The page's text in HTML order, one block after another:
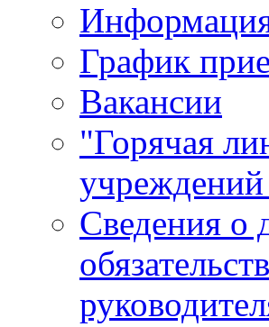
График
Вакансии
"Горячая
Сведения о